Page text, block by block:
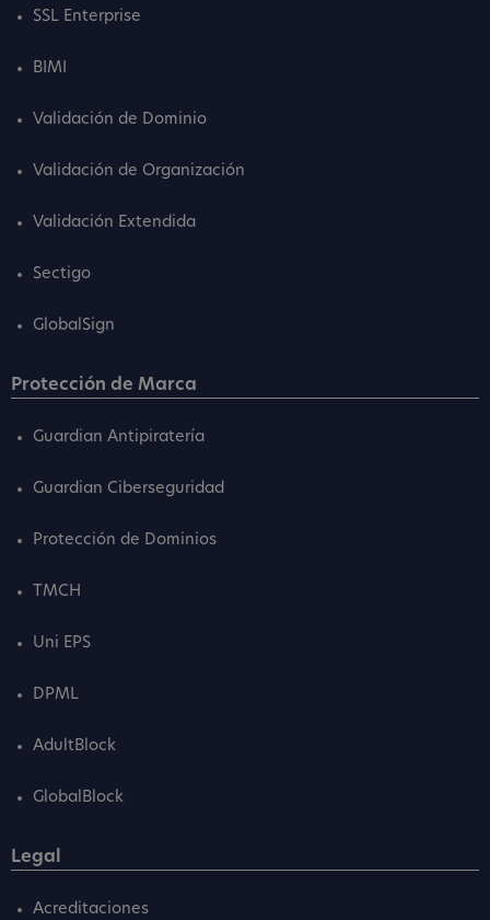
SSL Enterprise
BIMI
Validación de Dominio
Validación de Organización
Validación Extendida
Sectigo
GlobalSign
Protección de Marca
Guardian Antipiratería
Guardian Ciberseguridad
Protección de Dominios
TMCH
Uni EPS
DPML
AdultBlock
GlobalBlock
Legal
Acreditaciones